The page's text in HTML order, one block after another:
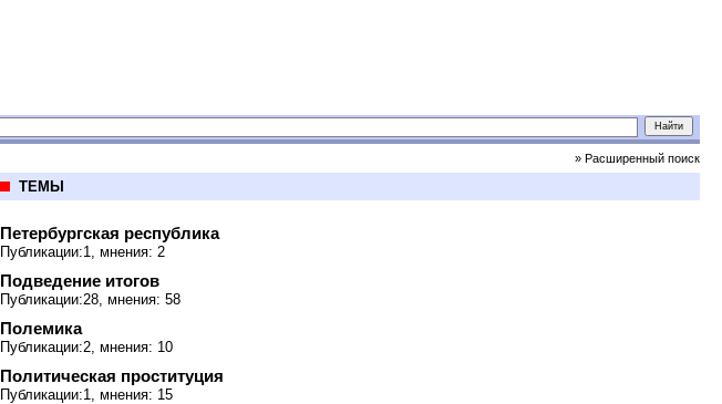
» Расширенный поиск
ТЕМЫ
Петербургская республика
Публикации:1, мнения: 2
Подведение итогов
Публикации:28, мнения: 58
Полемика
Публикации:2, мнения: 10
Политическая проституция
Публикации:1, мнения: 15